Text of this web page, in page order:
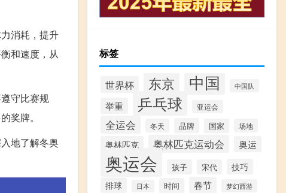
消耗，提升
和速度，从
守比赛规
奖牌。
地了解冬奥
标签
世界杯 东京 中国 中国队
举重 乒乓球 亚运会
全运会 冬天 品牌 国家 场地
奥林匹克 奥林匹克运动会 奥运
奥运会 孩子 宋代
技巧
排球
日本 时间 春节 梦幻西游